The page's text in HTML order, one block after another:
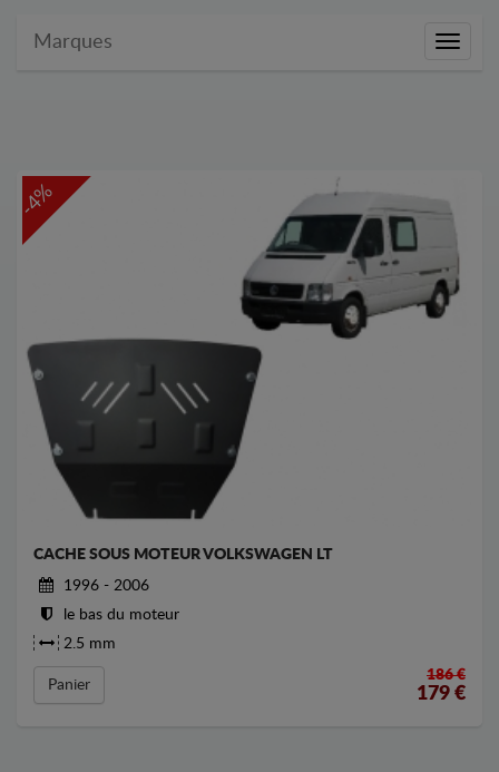
Marques
-4%
CACHE SOUS MOTEUR VOLKSWAGEN LT
1996 - 2006
le bas du moteur
2.5 mm
Panier
186 €
179 €